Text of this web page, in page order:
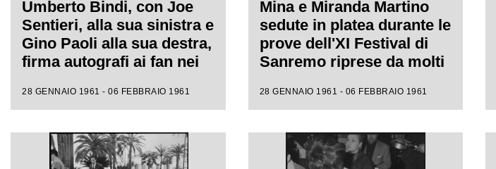
Umberto Bindi, con Joe
Sentieri, alla sua sinistra e
Gino Paoli alla sua destra,
firma autografi ai fan nei
Sanremo
28 GENNAIO 1961 - 06 FEBBRAIO 1961
Mina e Miranda Martino
sedute in platea durante le
prove dell'XI Festival di
Sanremo riprese da molti
28 GENNAIO 1961 - 06 FEBBRAIO 1961